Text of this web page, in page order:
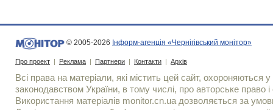
© 2005-2026 Інформ-агенція «Чернігівський монітор»
Про проект | Реклама | Партнери | Контакти | Архів
Всі права на матеріали, які містить цей сайт, охороняються у
законодавством України, в тому числі, про авторське право і
Використання матерiалiв monitor.cn.ua дозволяється за